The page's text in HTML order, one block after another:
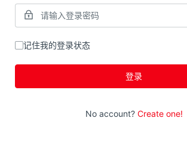
记住我的登录状态
登录
No account? Create one!